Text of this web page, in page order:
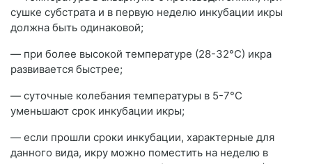
сушке субстрата и в первую неделю инкубации икры
должна быть одинаковой;
— при более высокой температуре (28-32°С) икра
развивается быстрее;
— суточные колебания температуры в 5-7°С
уменьшают срок инкубации икры;
— если прошли сроки инкубации, характерные для
данного вида, икру можно поместить на неделю в